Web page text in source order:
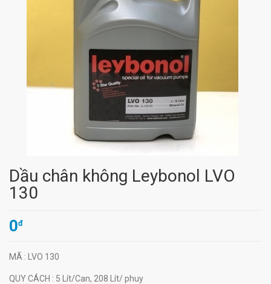
Dầu chân không Leybonol LVO
130
0đ
MÃ : LVO 130
QUY CÁCH : 5 Lít/Can, 208 Lít/ phuy